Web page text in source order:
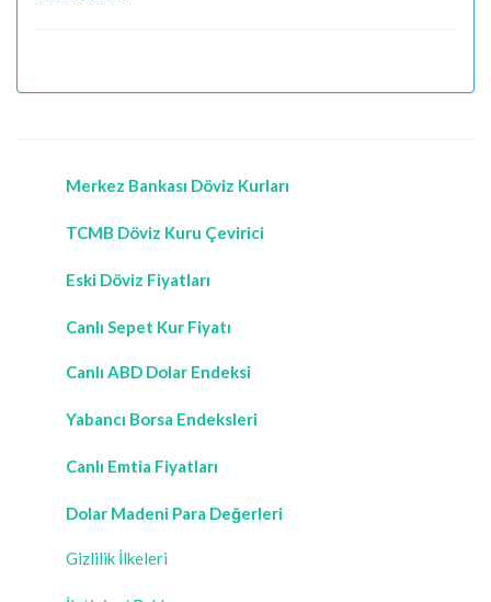
Merkez Bankası Döviz Kurları
TCMB Döviz Kuru Çevirici
Eski Döviz Fiyatları
Canlı Sepet Kur Fiyatı
Canlı ABD Dolar Endeksi
Yabancı Borsa Endeksleri
Canlı Emtia Fiyatları
Dolar Madeni Para Değerleri
Gizlilik İlkeleri